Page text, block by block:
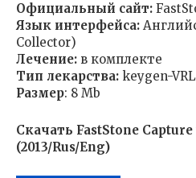
Официальный сайт:
Язык интерфейса:
Collector)
Лечение: в комплекте
Тип лекарства: keygen-VRL
Размер: 8 Mb
Скачать FastStone
(2013/Rus/Eng)